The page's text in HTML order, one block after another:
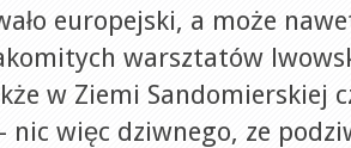
europejski, a może
warsztatów
w Ziemi Sandomierskiej
nic więc dziwnego, ze